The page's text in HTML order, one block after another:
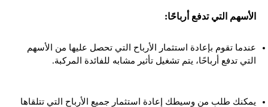
الأسهم التي تدفع أرباحًا:
عندما تقوم بإعادة استثمار الأرباح التي تحصل عليها من الأسهم
التي تدفع أرباحًا، يتم تشغيل تأثير مشابه للفائدة المركبة.
يمكنك طلب من وسيطك إعادة استثمار جميع الأرباح التي تتلقاها